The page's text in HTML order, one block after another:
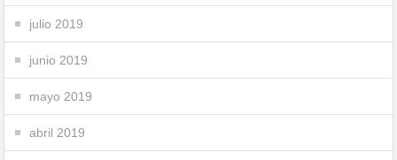
julio 2019
junio 2019
mayo 2019
abril 2019